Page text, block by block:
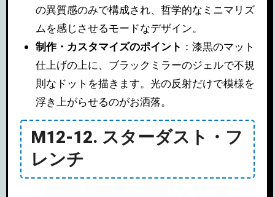
の異質感のみで構成され、哲学的なミニマリズ
ムを感じさせるモードなデザイン。
制作・カスタマイズのポイント ：漆黒のマット
仕上げの上に、ブラックミラーのジェルで不規
則なドットを描きます。光の反射だけで模様を
浮き上がらせるのがお洒落。
M12-12. スターダスト・フ
レンチ